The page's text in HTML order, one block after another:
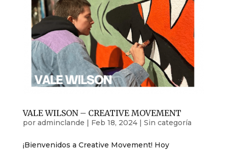
VALE WILSON – CREATIVE MOVEMENT
por adminclande | Feb 18, 2024| Sin categoría
¡Bienvenidos a Creative Movement! Hoy